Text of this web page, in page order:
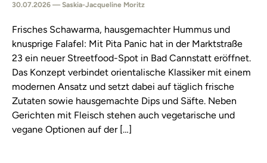
30.07.2026 — Saskia-Jacqueline Moritz
Frisches Schawarma, hausgemachter Hummus und
knusprige Falafel: Mit Pita Panic hat in der Marktstraße
23 ein neuer Streetfood-Spot in Bad Cannstatt eröffnet.
Das Konzept verbindet orientalische Klassiker mit einem
modernen Ansatz und setzt dabei auf täglich frische
Zutaten sowie hausgemachte Dips und Säfte. Neben
Gerichten mit Fleisch stehen auch vegetarische und
vegane Optionen auf der […]